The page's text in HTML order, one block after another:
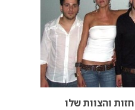
והצוות שלו